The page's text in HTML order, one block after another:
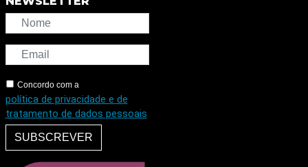
Concordo com a
política de privacidade e de
tratamento de dados pessoais
SUBSCREVER